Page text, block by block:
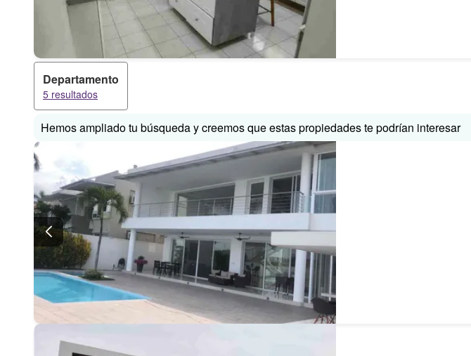
Departamento
5 resultados
Hemos ampliado tu búsqueda y creemos que estas propiedades te podrían interesar